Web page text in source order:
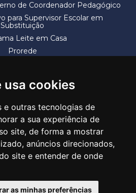
usa cookies
e outras tecnologias de
a sua experiência de
site, de forma a mostrar
anúncios direcionados,
site e entender de onde
as minhas preferências
de Coordenador Pedagógico
para Supervisor Escolar em
Substituição
Leite em Casa
Prorede
DE EDUCAÇÃO
Macedo - Guarulhos/SP CEP 07113-040
*55 11 2475-7300